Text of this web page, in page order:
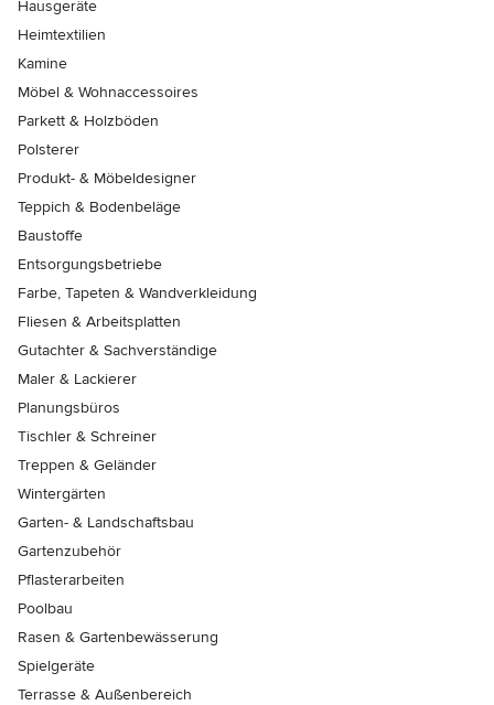
Hausgeräte
Heimtextilien
Kamine
Möbel & Wohnaccessoires
Parkett & Holzböden
Polsterer
Produkt- & Möbeldesigner
Teppich & Bodenbeläge
Baustoffe
Entsorgungsbetriebe
Farbe, Tapeten & Wandverkleidung
Fliesen & Arbeitsplatten
Gutachter & Sachverständige
Maler & Lackierer
Planungsbüros
Tischler & Schreiner
Treppen & Geländer
Wintergärten
Garten- & Landschaftsbau
Gartenzubehör
Pflasterarbeiten
Poolbau
Rasen & Gartenbewässerung
Spielgeräte
Terrasse & Außenbereich